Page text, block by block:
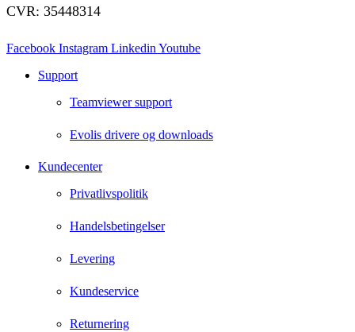
CVR: 35448314
Facebook Instagram Linkedin Youtube
Support
Teamviewer support
Evolis drivere og downloads
Kundecenter
Privatlivspolitik
Handelsbetingelser
Levering
Kundeservice
Returnering